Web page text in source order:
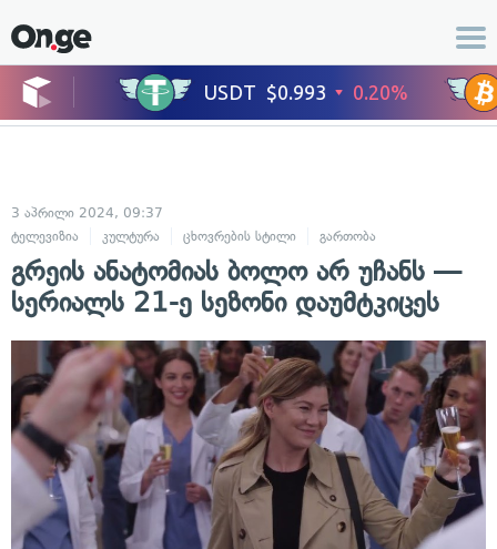
3 აპრილი 2024, 09:37
ტელევიზია
კულტურა ცხოვრების სტილი გართობა
გრეის ანატომიას ბოლო არ უჩანს —
სერიალს 21-ე სეზონი დაუმტკიცეს